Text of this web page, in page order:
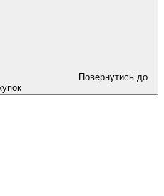
Повернутись до